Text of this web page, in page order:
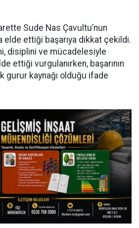
Sude Nas Çavultu’nun
elde ettiği başarıya dikkat çekildi.
disiplini ve mücadelesiyle
ettiği vurgulanırken, başarının
gurur kaynağı olduğu ifade